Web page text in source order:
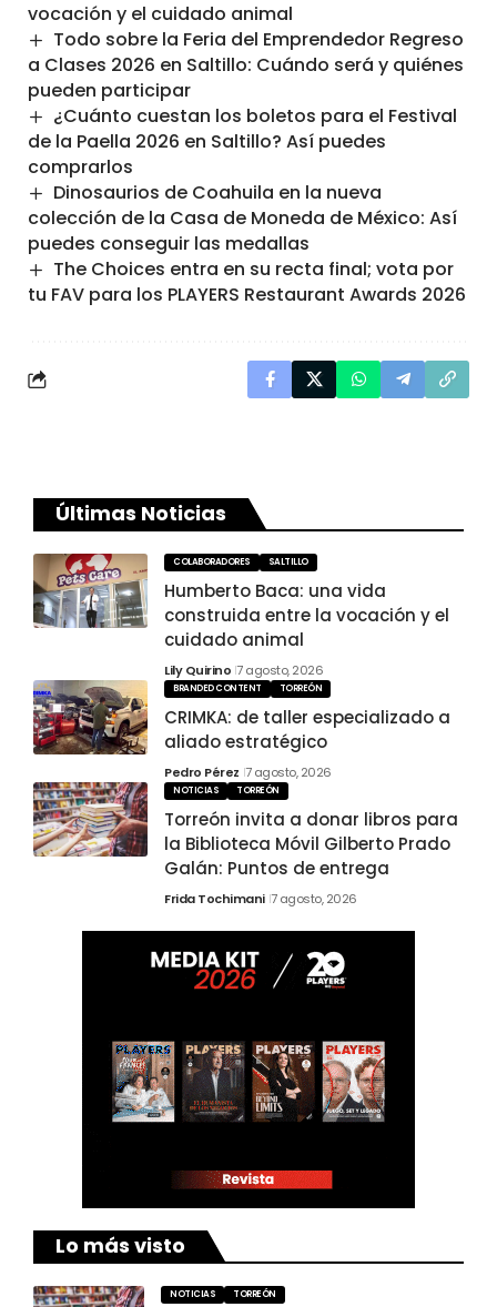
vocación y el cuidado animal
Todo sobre la Feria del Emprendedor Regreso
a Clases 2026 en Saltillo: Cuándo será y quiénes
pueden participar
¿Cuánto cuestan los boletos para el Festival
de la Paella 2026 en Saltillo? Así puedes
comprarlos
Dinosaurios de Coahuila en la nueva
colección de la Casa de Moneda de México: Así
puedes conseguir las medallas
The Choices entra en su recta final; vota por
tu FAV para los PLAYERS Restaurant Awards 2026
Últimas Noticias
COLABORADORES SALTILLO
Humberto Baca: una vida
construida entre la vocación y el
cuidado animal
Lily Quirino 7 agosto, 2026
BRANDED CONTENT TORREÓN
CRIMKA: de taller especializado a
aliado estratégico
Pedro Pérez 7 agosto, 2026
NOTICIAS TORREÓN
Torreón invita a donar libros para
la Biblioteca Móvil Gilberto Prado
Galán: Puntos de entrega
Frida Tochimani 7 agosto, 2026
Lo más visto
NOTICIAS TORREÓN